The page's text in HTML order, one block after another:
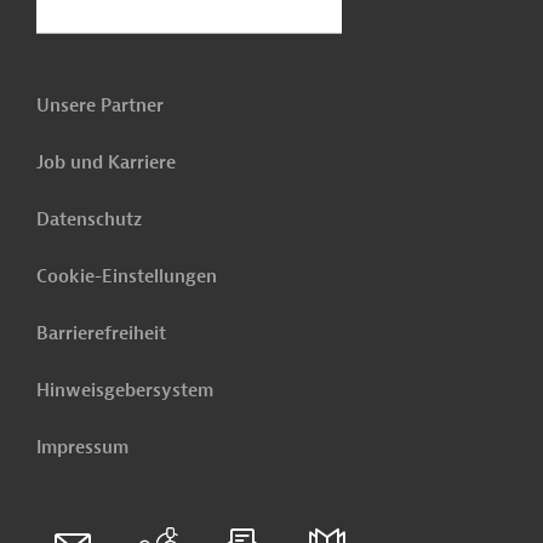
Unsere Partner
Job und Karriere
Datenschutz
Cookie-Einstellungen
Barrierefreiheit
Hinweisgebersystem
Impressum